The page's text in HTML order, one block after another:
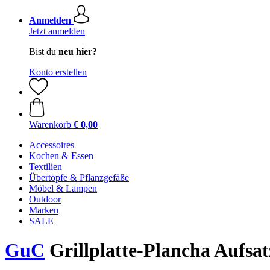
Anmelden
Jetzt anmelden
Bist du neu hier?
Konto erstellen
Warenkorb € 0,00
Accessoires
Kochen & Essen
Textilien
Übertöpfe & Pflanzgefäße
Möbel & Lampen
Outdoor
Marken
SALE
GuC Grillplatte-Plancha